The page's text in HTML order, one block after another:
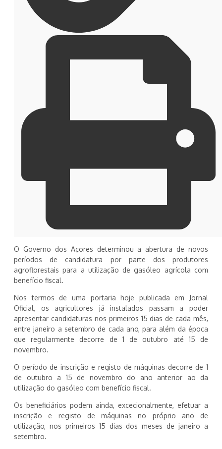
O Governo dos Açores determinou a abertura de novos
períodos de candidatura por parte dos produtores
agroflorestais para a utilização de gasóleo agrícola com
benefício fiscal.
Nos termos de uma portaria hoje publicada em Jornal
Oficial, os agricultores já instalados passam a poder
apresentar candidaturas nos primeiros 15 dias de cada mês,
entre janeiro a setembro de cada ano, para além da época
que regularmente decorre de 1 de outubro até 15 de
novembro.
O período de inscrição e registo de máquinas decorre de 1
de outubro a 15 de novembro do ano anterior ao da
utilização do gasóleo com benefício fiscal.
Os beneficiários podem ainda, excecionalmente, efetuar a
inscrição e registo de máquinas no próprio ano de
utilização, nos primeiros 15 dias dos meses de janeiro a
setembro.